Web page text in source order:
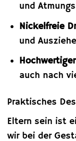
und
Nickelfreie
und
auch nach
Praktisches
Eltern sein ist
wir bei der